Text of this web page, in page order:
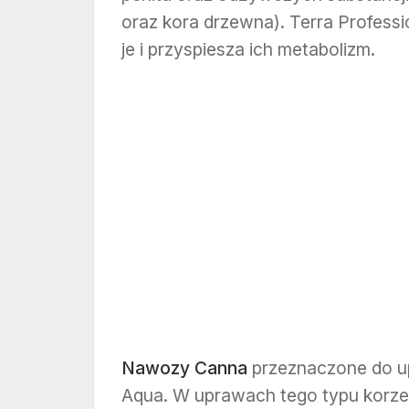
oraz kora drzewna). Terra
je i przyspiesza ich metabolizm.
Nawozy Canna przeznaczone do
Aqua. W uprawach tego typu